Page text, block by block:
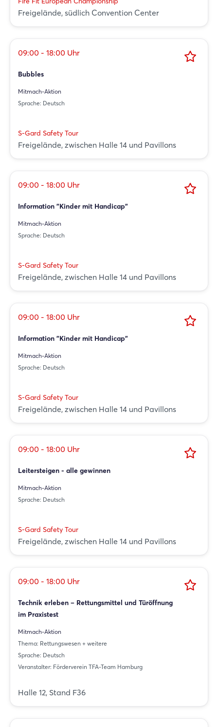
Freigelände, südlich Convention Center
09:00 - 18:00 Uhr
Bubbles
Mitmach-Aktion
Sprache: Deutsch
S-Gard Safety Tour
Freigelände, zwischen Halle 14 und Pavillons
09:00 - 18:00 Uhr
Information "Kinder mit Handicap"
Mitmach-Aktion
Sprache: Deutsch
S-Gard Safety Tour
Freigelände, zwischen Halle 14 und Pavillons
09:00 - 18:00 Uhr
Information "Kinder mit Handicap"
Mitmach-Aktion
Sprache: Deutsch
S-Gard Safety Tour
Freigelände, zwischen Halle 14 und Pavillons
09:00 - 18:00 Uhr
Leitersteigen - alle gewinnen
Mitmach-Aktion
Sprache: Deutsch
S-Gard Safety Tour
Freigelände, zwischen Halle 14 und Pavillons
09:00 - 18:00 Uhr
Technik erleben – Rettungsmittel und Türöffnung
im Praxistest
Mitmach-Aktion
Thema: Rettungswesen + weitere
Sprache: Deutsch
Veranstalter: Förderverein TFA-Team Hamburg
Halle 12, Stand F36